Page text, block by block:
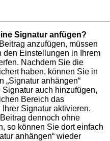
Signatur anfügen?
anzufügen, müssen
den Einstellungen in Ihrem
Nachdem Sie die
haben, können Sie in
„Signatur anhängen“
auch hinzufügen,
Bereich das
Signatur aktivieren.
dennoch ohne
so können Sie dort einfach
anhängen“ wieder